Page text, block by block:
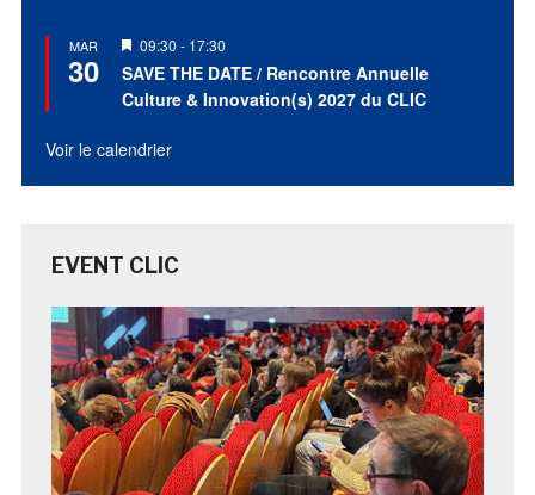
MAR
30
Mis
en
avant
09:30 - 17:30
SAVE THE DATE / Rencontre Annuelle
Culture & Innovation(s) 2027 du CLIC
Voir le calendrier
EVENT CLIC